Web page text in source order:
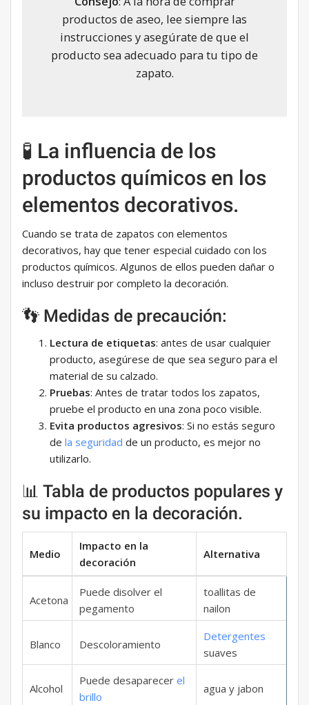
productos de aseo, lee siempre las
instrucciones y asegúrate de que el
producto sea adecuado para tu tipo de
zapato.
🧪 La influencia de los
productos químicos en los
elementos decorativos.
Cuando se trata de zapatos con elementos
decorativos, hay que tener especial cuidado con los
productos químicos. Algunos de ellos pueden dañar o
incluso destruir por completo la decoración.
👣 Medidas de precaución:
Lectura de etiquetas: antes de usar cualquier
producto, asegúrese de que sea seguro para el
material de su calzado.
Pruebas: Antes de tratar todos los zapatos,
pruebe el producto en una zona poco visible.
Evita productos agresivos: Si no estás seguro
de la seguridad de un producto, es mejor no
utilizarlo.
📊 Tabla de productos populares y
su impacto en la decoración.
Medio
Impacto en la
decoración
Alternativa
Acetona
Puede disolver el
pegamento
toallitas de
nailon
Blanco Descoloramiento
Detergentes
suaves
Alcohol
Puede desaparecer el
brillo
agua y jabon